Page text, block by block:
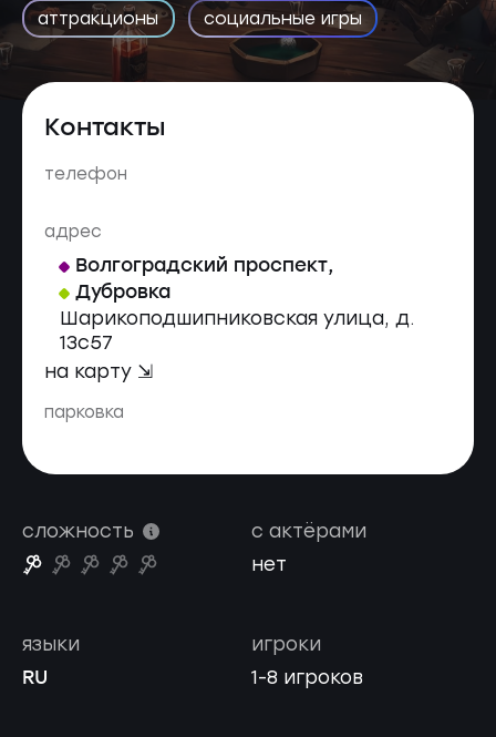
аттракционы социальные игры
Контакты
телефон
адрес
Волгоградский проспект,
Дубровка
Шарикоподшипниковская улица, д.
13с57
на карту ⇲
парковка
сложность
с актёрами
нет
игроки
1-8 игроков
языки
RU